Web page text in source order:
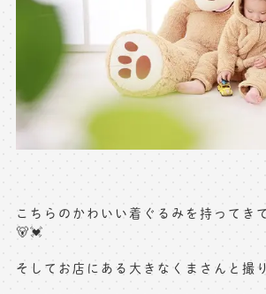
toiawase@precieux-
※上記アドレスは総合窓口とな
[営業時間] 9:00～17:00
[定休日] 土日祝日
無料会員登録はこちら
こちらのかわいい着ぐるみを持ってき
🐻💓
そしてお店にある大きなくまさんと撮